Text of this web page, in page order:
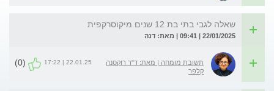
שאלה לגבי בתי בת 12 שנים מיקוסרקפית
22/01/2025 | 09:41 | מאת: דנה
תשובת מומחה | מאת: ד"ר רוקסנה
קלפר
22.01.25 | 17:22
(0)